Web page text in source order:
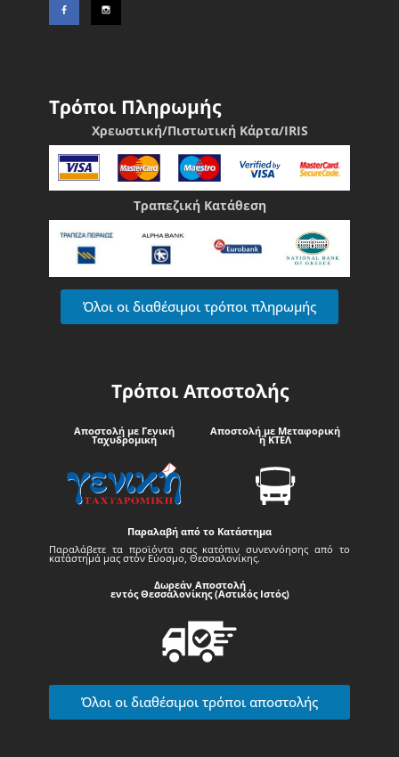
Τρόποι Πληρωμής
Χρεωστική/Πιστωτική Κάρτα/IRIS
Τραπεζική Κατάθεση
Όλοι οι διαθέσιμοι τρόποι πληρωμής
Τρόποι Αποστολής
Αποστολή με Γενική
Ταχυδρομική
Αποστολή με Μεταφορική
ή ΚΤΕΛ
Παραλαβή από το Κατάστημα
Παραλάβετε τα προϊόντα σας κατόπιν συνεννόησης από το
κατάστημά μας στον Εύοσμο, Θεσσαλονίκης.
Δωρεάν Αποστολή
εντός Θεσσαλονίκης (Αστικός Ιστός)
Όλοι οι διαθέσιμοι τρόποι αποστολής